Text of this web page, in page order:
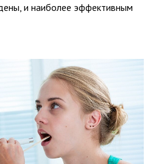
и наиболее эффективным